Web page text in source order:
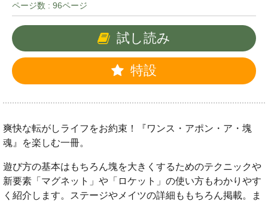
ページ数 : 96ページ
試し読み
特設
爽快な転がしライフをお約束！『ワンス・アポン・ア・塊
魂』を楽しむ一冊。
遊び方の基本はもちろん塊を大きくするためのテクニックや
新要素「マグネット」や「ロケット」の使い方もわかりやす
く紹介します。ステージやメイツの詳細ももちろん掲載。ま